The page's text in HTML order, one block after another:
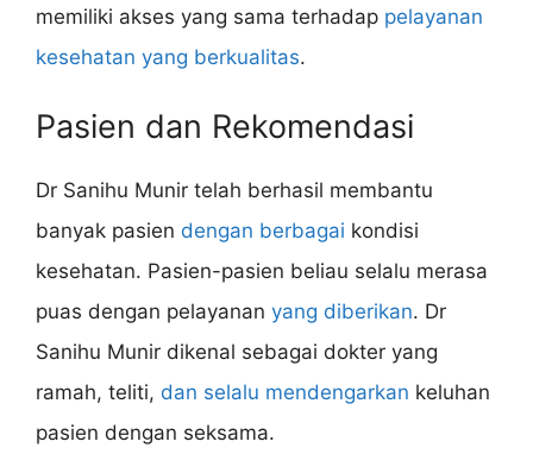
memiliki akses yang sama terhadap pelayanan
kesehatan yang berkualitas.
Pasien dan Rekomendasi
Dr Sanihu Munir telah berhasil membantu
banyak pasien dengan berbagai kondisi
kesehatan. Pasien-pasien beliau selalu merasa
puas dengan pelayanan yang diberikan. Dr
Sanihu Munir dikenal sebagai dokter yang
ramah, teliti, dan selalu mendengarkan keluhan
pasien dengan seksama.